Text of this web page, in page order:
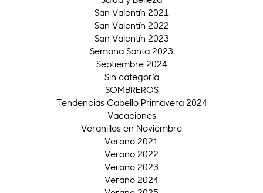
San Valentín 2021
San Valentín 2022
San Valentín 2023
Semana Santa 2023
Septiembre 2024
Sin categoría
SOMBREROS
Tendencias Cabello Primavera 2024
Vacaciones
Veranillos en Noviembre
Verano 2021
Verano 2022
Verano 2023
Verano 2024